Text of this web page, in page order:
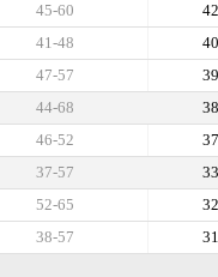
42
45-60
40
41-48
39
47-57
38
44-68
37
46-52
33
37-57
32
52-65
31
38-57